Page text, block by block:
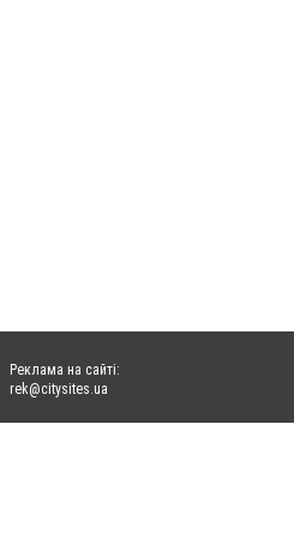
Реклама на сайті:
rek@citysites.ua